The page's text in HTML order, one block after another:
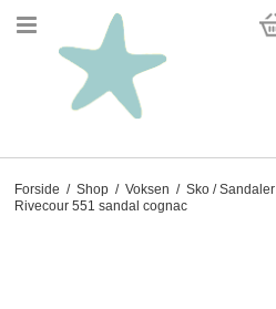
Forside / Shop / Voksen / Sko / Sandaler
Rivecour 551 sandal cognac